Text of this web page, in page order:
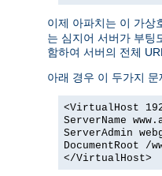
이제 아파치는 이 가상
는 심지어 서버가 부팅
함하여 서버의 전체
아래 경우 이 두가지 문
<VirtualHost
ServerName
ServerAdmin
DocumentRoot /
</VirtualHost>